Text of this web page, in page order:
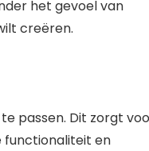
het gevoel van
creëren.
passen. Dit zorgt
functionaliteit en